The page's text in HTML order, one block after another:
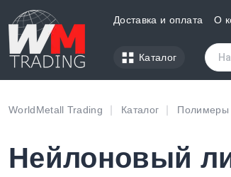
Доставка и оплата О
Каталог
WorldMetall Trading Каталог Полимеры
Нейлоновый